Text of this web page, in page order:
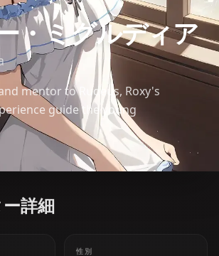
・ミグルディア
mentor to Rudeus, Roxy's
guide the young
Her own insecurities and past
a relatable and complex
詳細
性別